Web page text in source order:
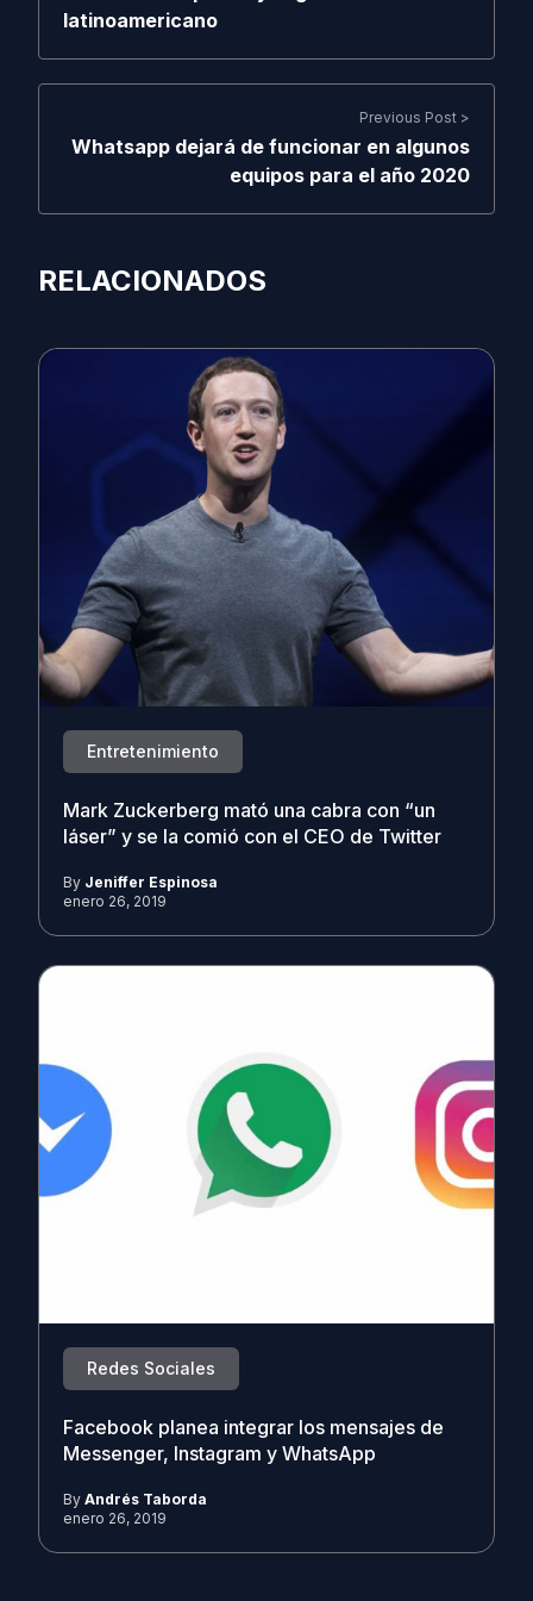
latinoamericano
Previous Post >
Whatsapp dejará de funcionar en algunos
equipos para el año 2020
RELACIONADOS
Entretenimiento
Mark Zuckerberg mató una cabra con “un
láser” y se la comió con el CEO de Twitter
By Jeniffer Espinosa
enero 26, 2019
Redes Sociales
Facebook planea integrar los mensajes de
Messenger, Instagram y WhatsApp
By Andrés Taborda
enero 26, 2019